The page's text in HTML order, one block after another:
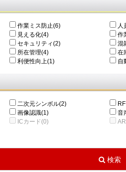
作業ミス防止(6)
人
⾒える化(4)
作
セキュリティ(2)
混
所在管理(4)
在
利便性向上(1) 自
二次元シンボル(2)
画像認識(1)
音
ICカード(0)